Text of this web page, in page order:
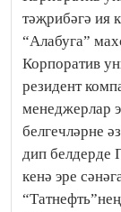
тәҗрибәгә ия
“Алабуга”
Корпоратив
резидент
менеджерлар
белгечләрне
дип белдерде
кенә эре